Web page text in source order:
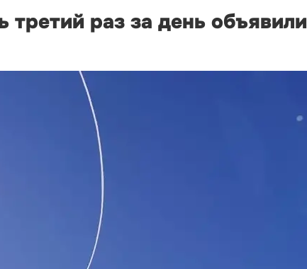
третий раз за день